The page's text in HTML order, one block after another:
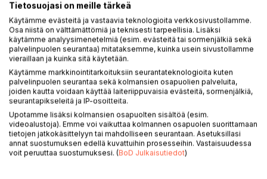
Lisää muistilistalle
Arvostele tuote
KUVAUS
Antero Stenlund avaa kirjassaan omaperäisen ja
oivalluttavan näkökulman yrittäjyyteen. Näkökulma perustuu
Tietosuojasi on meille tärkeä
Käytämme evästeitä ja vastaavia teknologioita verkkosivustollamme.
Osa niistä on välttämättömiä ja teknisesti tarpeellisia. Lisäksi
käytämme analyysimenetelmiä (esim. evästeitä tai sormenjälkiä sekä
palvelinpuolen seurantaa) mitataksemme, kuinka usein sivustollamme
vieraillaan ja kuinka sitä käytetään.
Käytämme markkinointitarkoituksiin seurantateknologioita kuten
palvelinpuolen seurantaa sekä kolmansien osapuolien palveluita,
joiden kautta voidaan käyttää laiteriippuvaisia evästeitä, sormenjälkiä,
seurantapikseleitä ja IP-osoitteita.
Upotamme lisäksi kolmansien osapuolten sisältöä (esim.
videoalustoja). Emme voi vaikuttaa kolmannen osapuolen suorittamaan
tietojen jatkokäsittelyyn tai mahdolliseen seurantaan. Asetuksillasi
annat suostumuksen edellä kuvattuihin prosesseihin. Vastaisuudessa
voit peruuttaa suostumuksesi. (BoD Julkaisutiedot)